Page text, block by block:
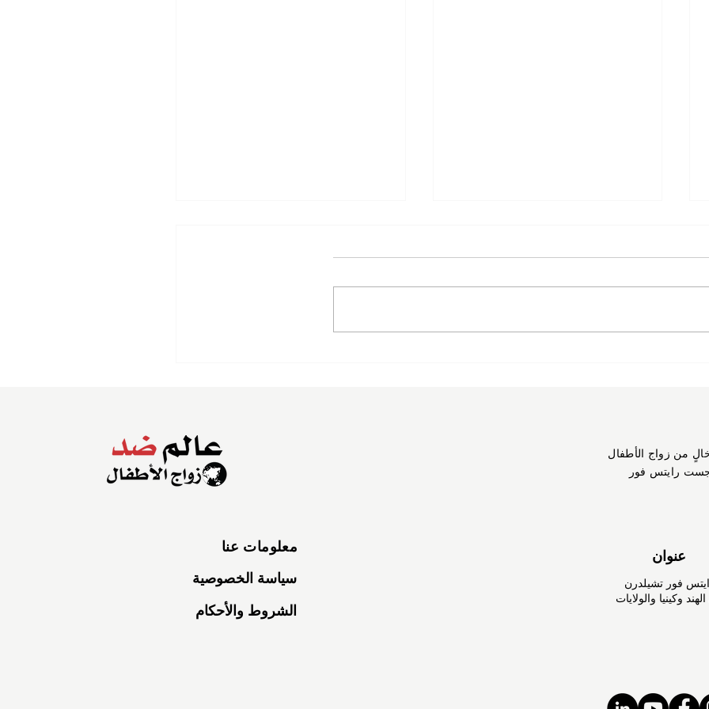
معلومات عنا
سياسة الخصوصية
الشروط والأحكام
من زواج الأطفال
رايتس فور
عنوان
فور تشيلدرن
وكينيا والولايات